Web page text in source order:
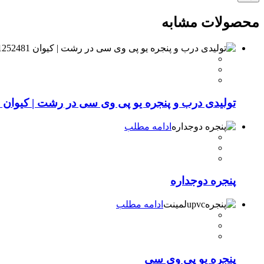
محصولات مشابه
تولیدی درب و پنجره یو پی وی سی در رشت | کیوان 09111252481
ادامه مطلب
پنجره دوجداره
ادامه مطلب
پنجره یو پی وی سی